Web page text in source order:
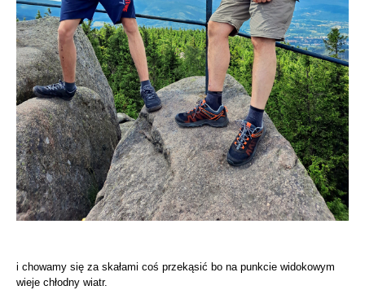
i chowamy się za skałami coś przekąsić bo na punkcie widokowym
wieje chłodny wiatr.